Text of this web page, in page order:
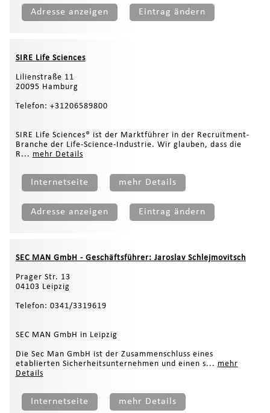
Adresse anzeigen Eintrag ändern
SIRE Life Sciences
Lilienstraße 11
20095 Hamburg
Telefon: +31206589800
SIRE Life Sciences® ist der Marktführer in der Recruitment-
Branche der Life-Science-Industrie. Wir glauben, dass die
R... mehr Details
Internetseite mehr Details
Adresse anzeigen Eintrag ändern
SEC MAN GmbH - Geschäftsführer: Jaroslav Schlejmovitsch
Prager Str. 13
04103 Leipzig
Telefon: 0341/3319619
SEC MAN GmbH in Leipzig
Die Sec Man GmbH ist der Zusammenschluss eines
etablierten Sicherheitsunternehmen und einen s... mehr
Details
Internetseite mehr Details